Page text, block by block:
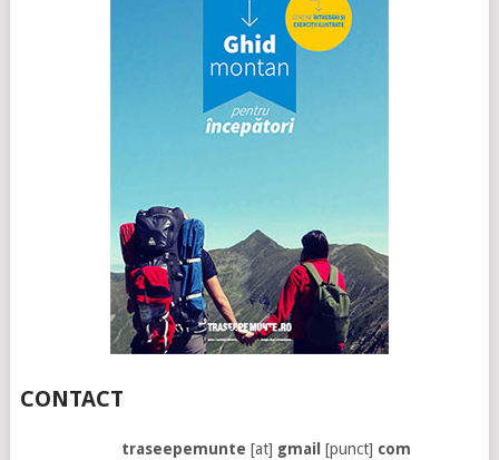
CONTACT
traseepemunte [at] gmail [punct] com